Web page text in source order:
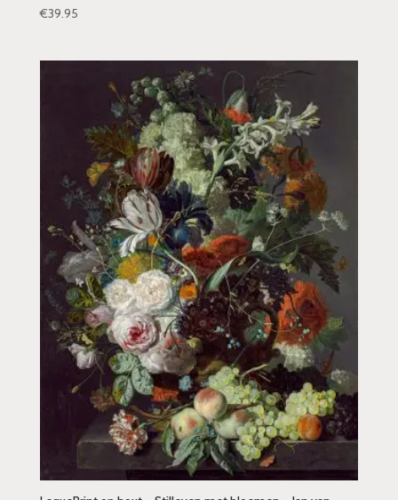
€39.95